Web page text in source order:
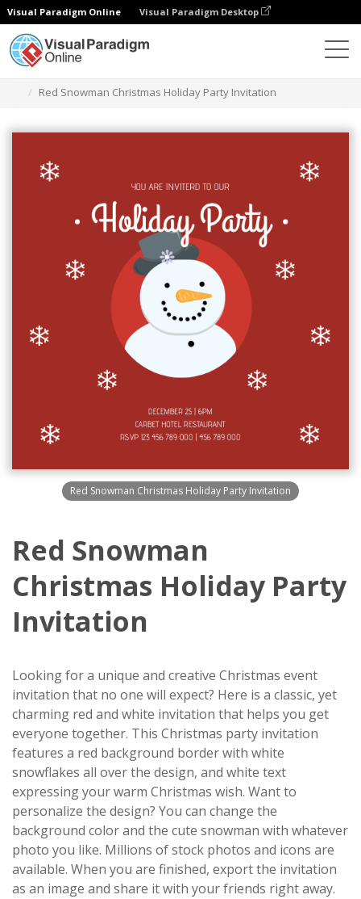
Visual Paradigm Online Visual Paradigm Desktop
Red Snowman Christmas Holiday Party Invitation
Red Snowman Christmas Holiday Party Invitation
Red Snowman
Christmas Holiday Party
Invitation
Looking for a unique and creative Christmas event
invitation that no one will expect? Here is a classic, yet
charming red and white invitation that helps you get
everyone together. This Christmas party invitation
features a red background border with white
snowflakes all over the design, and white text
expressing your warm Christmas wish. Want to
personalize the design? You can change the
background color and the cute snowman with whatever
photo you like. Millions of stock photos and icons are
available. When you are finished, export the invitation
as an image and share it with your friends right away.